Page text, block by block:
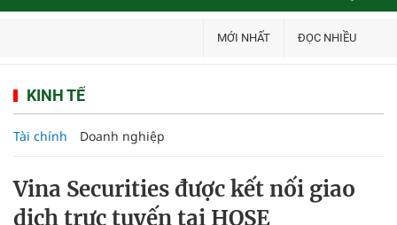
MỚI NHẤT ĐỌC NHIỀU
KINH TẾ
Tài chính Doanh nghiệp
Vina Securities được kết nối giao
dịch trực tuyến tại HOSE